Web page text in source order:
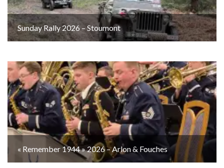
Sunday Rally 2026 – Stoumont
« Remember 1944 » 2026 – Arlon & Fouches